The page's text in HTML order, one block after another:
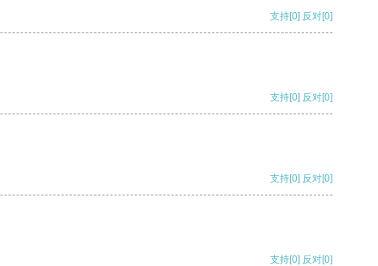
支持[0] 反对[0]
支持[0] 反对[0]
支持[0] 反对[0]
支持[0] 反对[0]